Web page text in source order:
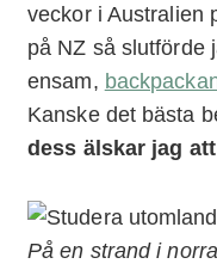
veckor i Australien
på NZ så slutförde
ensam,
Kanske det bästa
dess älskar jag
På en strand i